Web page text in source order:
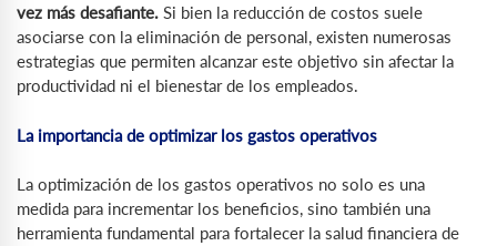
vez más desafiante. Si bien la reducción de costos suele
asociarse con la eliminación de personal, existen numerosas
estrategias que permiten alcanzar este objetivo sin afectar la
productividad ni el bienestar de los empleados.
La importancia de optimizar los gastos operativos
La optimización de los gastos operativos no solo es una
medida para incrementar los beneficios, sino también una
herramienta fundamental para fortalecer la salud financiera de